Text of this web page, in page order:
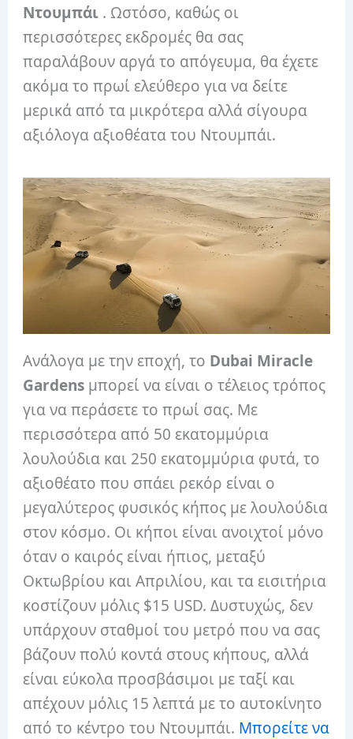
Ντουμπάι . Ωστόσο, καθώς οι
περισσότερες εκδρομές θα σας
παραλάβουν αργά το απόγευμα, θα έχετε
ακόμα το πρωί ελεύθερο για να δείτε
μερικά από τα μικρότερα αλλά σίγουρα
αξιόλογα αξιοθέατα του Ντουμπάι.
Ανάλογα με την εποχή, το Dubai Miracle
Gardens μπορεί να είναι ο τέλειος τρόπος
για να περάσετε το πρωί σας. Με
περισσότερα από 50 εκατομμύρια
λουλούδια και 250 εκατομμύρια φυτά, το
αξιοθέατο που σπάει ρεκόρ είναι ο
μεγαλύτερος φυσικός κήπος με λουλούδια
στον κόσμο. Οι κήποι είναι ανοιχτοί μόνο
όταν ο καιρός είναι ήπιος, μεταξύ
Οκτωβρίου και Απριλίου, και τα εισιτήρια
κοστίζουν μόλις $15 USD. Δυστυχώς, δεν
υπάρχουν σταθμοί του μετρό που να σας
βάζουν πολύ κοντά στους κήπους, αλλά
είναι εύκολα προσβάσιμοι με ταξί και
απέχουν μόλις 15 λεπτά με το αυτοκίνητο
από το κέντρο του Ντουμπάι. Μπορείτε να